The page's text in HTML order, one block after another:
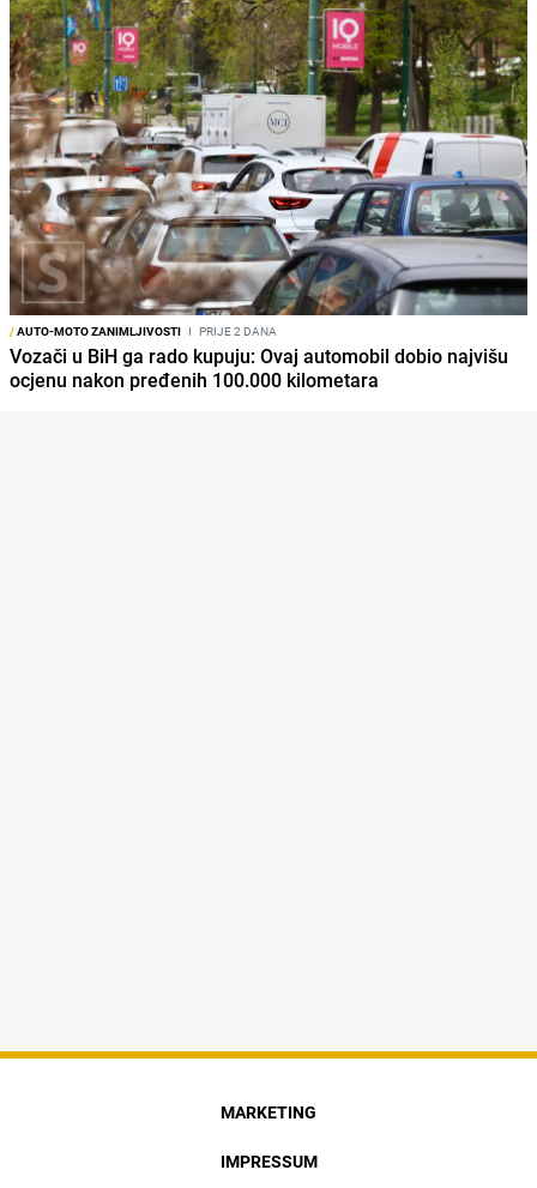
/AUTO-MOTO ZANIMLJIVOSTI I PRIJE 2 DANA
Vozači u BiH ga rado kupuju: Ovaj automobil dobio najvišu
ocjenu nakon pređenih 100.000 kilometara
MARKETING
IMPRESSUM